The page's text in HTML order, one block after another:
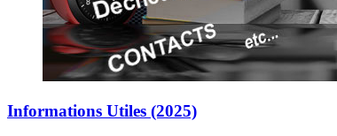
Informations Utiles (2025)